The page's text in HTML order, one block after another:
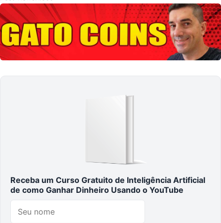
Receba um Curso Gratuito de Inteligência Artificial
de como Ganhar Dinheiro Usando o YouTube